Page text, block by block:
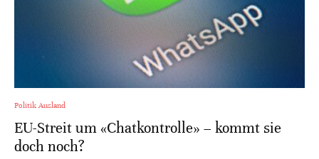
Politik Ausland
EU-Streit um «Chatkontrolle» – kommt sie
doch noch?